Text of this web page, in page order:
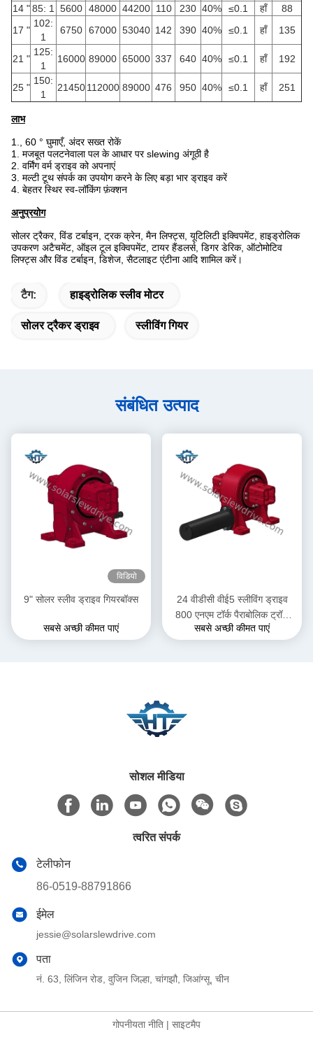
14 " 85: 1 5600 48000 44200 110 230 40% ≤0.1 हाँ
88
17 "
102:
1
6750 67000 53040 142 390 40% ≤0.1 हाँ 135
21 "
125:
1
16000 89000 65000 337 640 40% ≤0.1 हाँ 192
25 "
150:
1
21450 112000 89000 476 950 40% ≤0.1 हाँ 251
लाभ
1., 60 ° घुमाएँ, अंदर सख्त रोकें
1. मजबूत पलटनेवाला पल के आधार पर slewing अंगूठी है
2. वर्मिंग वर्म ड्राइव को अपनाएं
3. मल्टी टूथ संपर्क का उपयोग करने के लिए बड़ा भार ड्राइव करें
4. बेहतर स्थिर स्व-लॉकिंग फ़ंक्शन
अनुप्रयोग
सोलर ट्रैकर, विंड टर्बाइन, ट्रक क्रेन, मैन लिफ्ट्स, यूटिलिटी इक्विपमेंट, हाइड्रोलिक
उपकरण अटैचमेंट, ऑइल टूल इक्विपमेंट, टायर हैंडलर्स, डिगर डेरिक, ऑटोमोटिव
लिफ्ट्स और विंड टर्बाइन, डिशेज, सैटलाइट एंटीना आदि शामिल करें।
टैग: हाइड्रोलिक स्लीव मोटर
सोलर ट्रैकर ड्राइव स्लीविंग गियर
संबंधित उत्पाद
विडियो
9" सोलर स्लीव ड्राइव गियरबॉक्स
सबसे अच्छी कीमत पाएं
24 वीडीसी वीई5 स्लीविंग ड्राइव
800 एनएम टॉर्क पैराबोलिक ट्रॉफ
अनुप्रयोगों में सोलर ट्रैकर सिस्टम के
सबसे अच्छी कीमत पाएं
सोशल मीडिया
त्वरित संपर्क
टेलीफोन
86-0519-88791866
ईमेल
jessie@solarslewdrive.com
पता
नं. 63, लिंजिन रोड, वुजिन जिल्हा, चांगझौ, जिआंग्सू, चीन
गोपनीयता नीति | साइटमैप